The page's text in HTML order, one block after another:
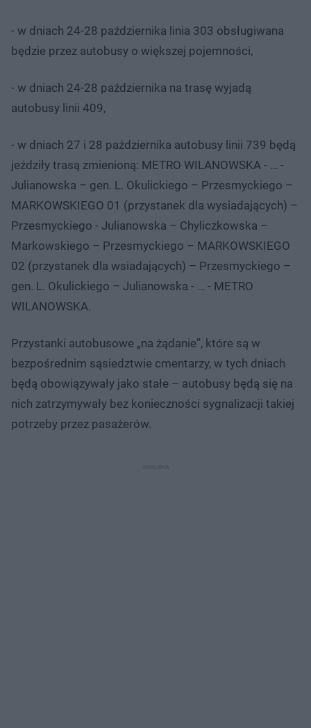
- w dniach 24-28 października linia 303 obsługiwana
będzie przez autobusy o większej pojemności,
- w dniach 24-28 października na trasę wyjadą
autobusy linii 409,
- w dniach 27 i 28 października autobusy linii 739 będą
jeździły trasą zmienioną: METRO WILANOWSKA - … -
Julianowska – gen. L. Okulickiego – Przesmyckiego –
MARKOWSKIEGO 01 (przystanek dla wysiadających) –
Przesmyckiego - Julianowska – Chyliczkowska –
Markowskiego – Przesmyckiego – MARKOWSKIEGO
02 (przystanek dla wsiadających) – Przesmyckiego –
gen. L. Okulickiego – Julianowska - … - METRO
WILANOWSKA.
Przystanki autobusowe „na żądanie”, które są w
bezpośrednim sąsiedztwie cmentarzy, w tych dniach
będą obowiązywały jako stałe – autobusy będą się na
nich zatrzymywały bez konieczności sygnalizacji takiej
potrzeby przez pasażerów.